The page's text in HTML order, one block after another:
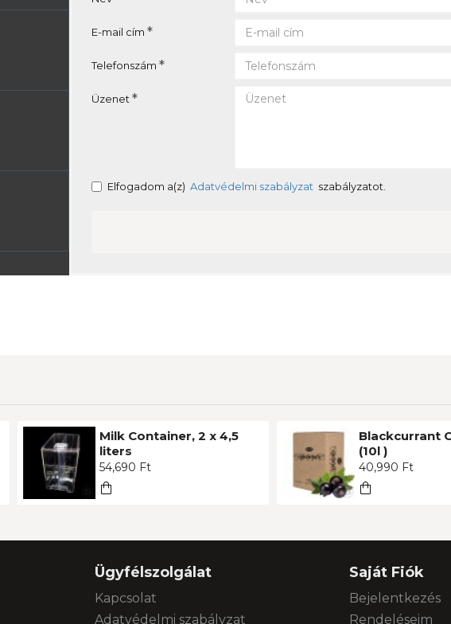
E-mail cím
Telefonszám
Üzenet
Elfogadom a(z) Adatvédelmi szabályzat szabályzatot.
Milk Container, 2 x 4,5
liters
54,690 Ft
Blackcurrant
(10l )
40,990 Ft
Ügyfélszolgálat
Kapcsolat
Adatvédelmi szabályzat
Saját Fiók
Bejelentkezés
Rendeléseim